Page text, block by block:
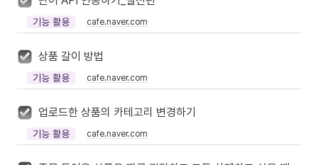
기능 활용 cafe.naver.com
상품 갈이 방법
기능 활용 cafe.naver.com
업로드한 상품의 카테고리 변경하기
기능 활용 cafe.naver.com